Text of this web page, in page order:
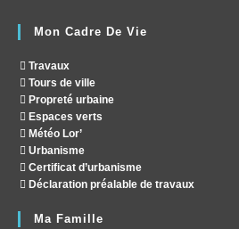
Mon Cadre De Vie
Travaux
Tours de ville
Propreté urbaine
Espaces verts
Météo Lor’
Urbanisme
Certificat d’urbanisme
Déclaration préalable de travaux
Ma Famille